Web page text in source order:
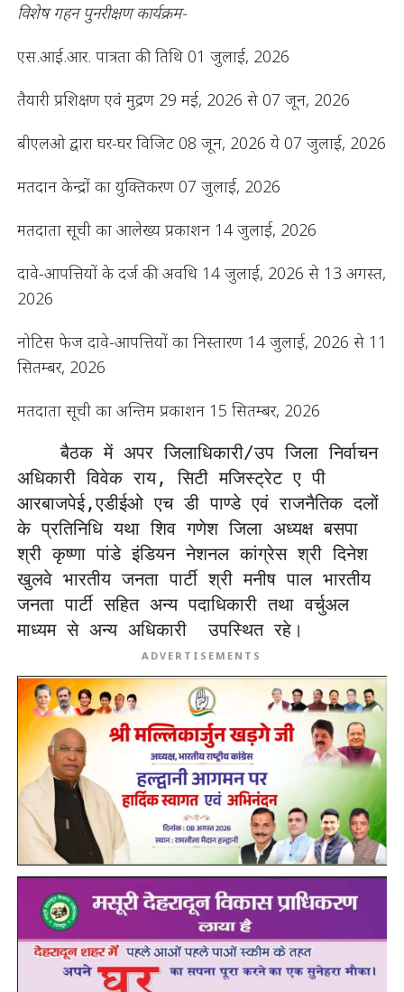
विशेष गहन पुनरीक्षण कार्यक्रम-
एस.आई.आर. पात्रता की तिथि 01 जुलाई, 2026
तैयारी प्रशिक्षण एवं मुद्रण 29 मई, 2026 से 07 जून, 2026
बीएलओ द्वारा घर-घर विजिट 08 जून, 2026 ये 07 जुलाई, 2026
मतदान केन्द्रों का युक्तिकरण 07 जुलाई, 2026
मतदाता सूची का आलेख्य प्रकाशन 14 जुलाई, 2026
दावे-आपत्तियों के दर्ज की अवधि 14 जुलाई, 2026 से 13 अगस्त,
2026
नोटिस फेज दावे-आपत्तियों का निस्तारण 14 जुलाई, 2026 से 11
सितम्बर, 2026
मतदाता सूची का अन्तिम प्रकाशन 15 सितम्बर, 2026
    बैठक में अपर जिलाधिकारी/उप जिला निर्वाचन
अधिकारी विवेक राय, सिटी मजिस्ट्रेट ए पी
आरबाजपेई,एडीईओ एच डी पाण्डे एवं राजनैतिक दलों
के प्रतिनिधि यथा शिव गणेश जिला अध्यक्ष बसपा
श्री कृष्णा पांडे इंडियन नेशनल कांग्रेस श्री दिनेश
खुलवे भारतीय जनता पार्टी श्री मनीष पाल भारतीय
जनता पार्टी सहित अन्य पदाधिकारी तथा वर्चुअल
माध्यम से अन्य अधिकारी  उपस्थित रहे।
ADVERTISEMENTS